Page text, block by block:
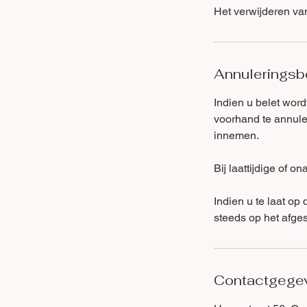
Het verwijderen
Indien u belet
voorhand te
innemen.
Bij laattijdige of
​Indien u te laat op
steeds op het